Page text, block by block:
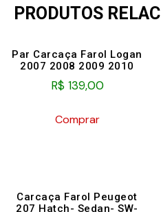
PRODUTOS
Par Carcaça Farol Logan
2007 2008 2009 2010
R$139,00
Comprar
Carcaça Farol Peugeot
207 Hatch- Sedan- SW-